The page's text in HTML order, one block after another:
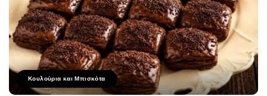
Κουλούρια και Μπισκότα